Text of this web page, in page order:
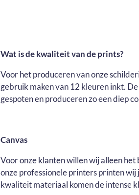
Wat is de kwaliteit van de prints?
Voor het produceren van onze
gebruik maken van 12 kleuren inkt.
gespoten en produceren zo een diep
Canvas
Voor onze klanten willen wij alleen
onze professionele printers printen
kwaliteit materiaal komen de intense